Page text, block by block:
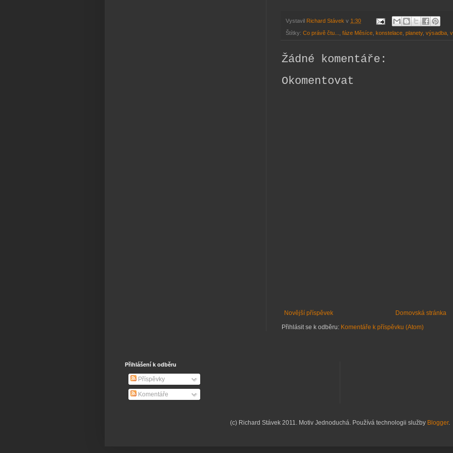
Vystavil Richard Stávek v 1:30
Štítky: Co právě čtu..., fáze Měsíce, konstelace, planety, výsadba,
Žádné komentáře:
Okomentovat
Novější příspěvek
Domovská stránka
Přihlásit se k odběru: Komentáře k příspěvku (Atom)
Přihlášení k odběru
Příspěvky
Komentáře
(c) Richard Stávek 2011. Motiv Jednoduchá. Používá technologii služby Blogger.